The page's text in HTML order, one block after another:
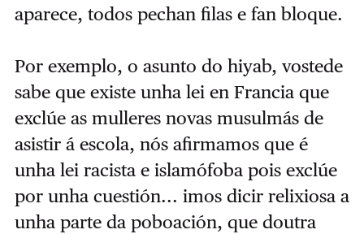
aparece, todos pechan filas e fan bloque.
Por exemplo, o asunto do hiyab, vostede
sabe que existe unha lei en Francia que
exclúe as mulleres novas musulmás de
asistir á escola, nós afirmamos que é
unha lei racista e islamófoba pois exclúe
por unha cuestión... imos dicir relixiosa a
unha parte da poboación, que doutra